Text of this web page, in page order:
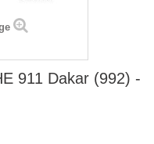
911 Dakar (992) -